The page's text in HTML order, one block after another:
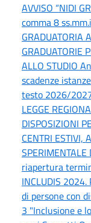
AVVISO “NIDI
comma 8
GRADUATORIA
GRADUATORIE
ALLO STUDIO
scadenze
testo 2026/
LEGGE
DISPOSIZIONI
CENTRI ESTIVI,
SPERIMENTALE
riapertura
INCLUDIS
di persone con
3 "Inclusione e